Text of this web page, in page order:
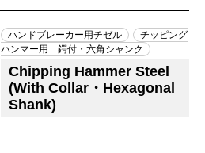
ハンドブレーカー用チゼル
チッピング
ハンマー用 鍔付・六角シャンク
Chipping Hammer Steel
(With Collar・Hexagonal
Shank)